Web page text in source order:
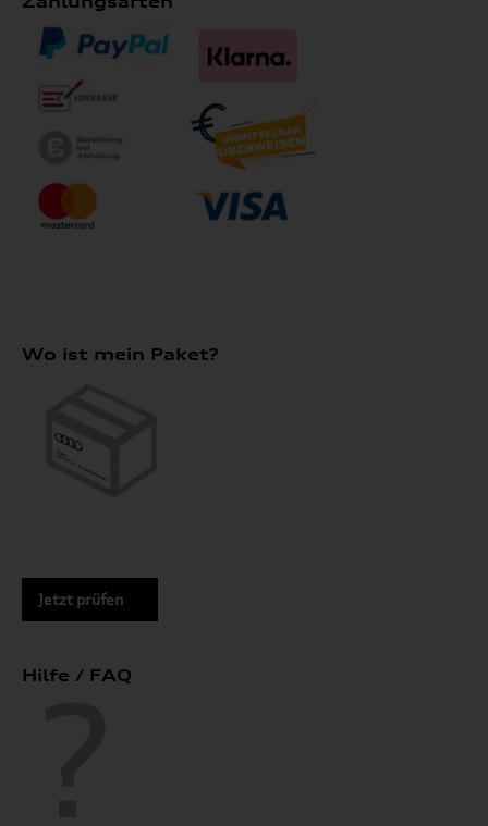
Wo ist mein Paket?
Jetzt prüfen
Hilfe / FAQ